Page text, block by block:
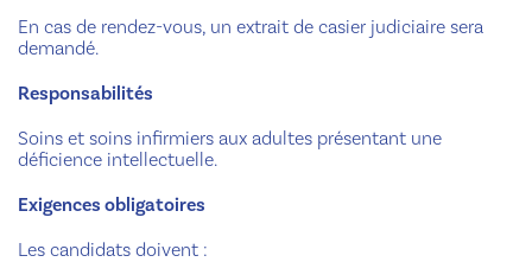
En cas de rendez-vous, un extrait de casier judiciaire sera
demandé.
Responsabilités
Soins et soins infirmiers aux adultes présentant une
déficience intellectuelle.
Exigences obligatoires
Les candidats doivent :